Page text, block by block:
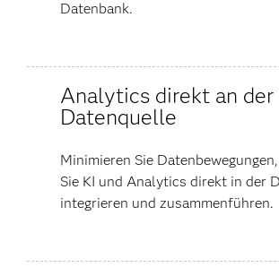
Datenbank.
Analytics direkt an der
Datenquelle
Minimieren Sie
Sie KI und Analytics direkt in der
integrieren und zusammenführen.